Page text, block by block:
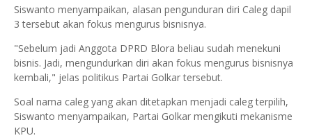
Siswanto menyampaikan, alasan pengunduran diri Caleg dapil
3 tersebut akan fokus mengurus bisnisnya.
"Sebelum jadi Anggota DPRD Blora beliau sudah menekuni
bisnis. Jadi, mengundurkan diri akan fokus mengurus bisnisnya
kembali," jelas politikus Partai Golkar tersebut.
Soal nama caleg yang akan ditetapkan menjadi caleg terpilih,
Siswanto menyampaikan, Partai Golkar mengikuti mekanisme
KPU.